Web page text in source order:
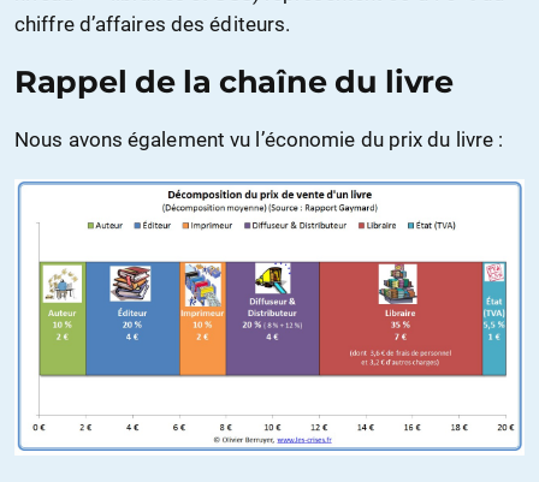
chiffre d’affaires des éditeurs.
Rappel de la chaîne du livre
Nous avons également vu l’économie du prix du livre :